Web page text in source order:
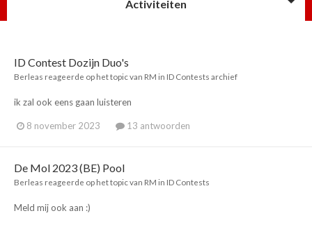
Activiteiten
ID Contest Dozijn Duo's
Berleas reageerde op het topic van RM in ID Contests archief
ik zal ook eens gaan luisteren
8 november 2023 13 antwoorden
De Mol 2023 (BE) Pool
Berleas reageerde op het topic van RM in ID Contests
Meld mij ook aan :)